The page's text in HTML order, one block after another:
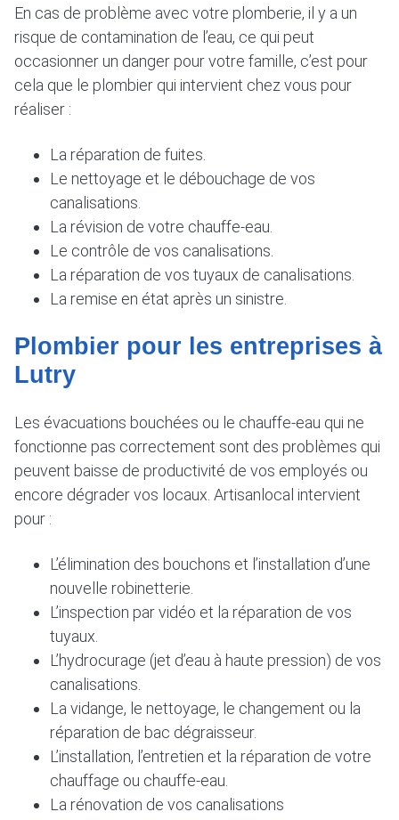
En cas de problème avec votre plomberie, il y a un
risque de contamination de l’eau, ce qui peut
occasionner un danger pour votre famille, c’est pour
cela que le plombier qui intervient chez vous pour
réaliser :
La réparation de fuites.
Le nettoyage et le débouchage de vos
canalisations.
La révision de votre chauffe-eau.
Le contrôle de vos canalisations.
La réparation de vos tuyaux de canalisations.
La remise en état après un sinistre.
Plombier pour les entreprises à
Lutry
Les évacuations bouchées ou le chauffe-eau qui ne
fonctionne pas correctement sont des problèmes qui
peuvent baisse de productivité de vos employés ou
encore dégrader vos locaux. Artisanlocal intervient
pour :
L’élimination des bouchons et l’installation d’une
nouvelle robinetterie.
L’inspection par vidéo et la réparation de vos
tuyaux.
L’hydrocurage (jet d’eau à haute pression) de vos
canalisations.
La vidange, le nettoyage, le changement ou la
réparation de bac dégraisseur.
L’installation, l’entretien et la réparation de votre
chauffage ou chauffe-eau.
La rénovation de vos canalisations